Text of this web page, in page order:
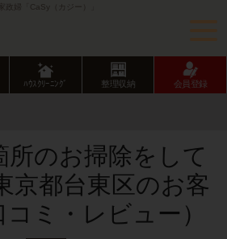
政婦「CaSy（カジー）」
ﾊｳｽｸﾘｰﾆﾝｸﾞ 整理収納 会員登録
所のお掃除をして
京都台東区のお客
ミ・レビュー）